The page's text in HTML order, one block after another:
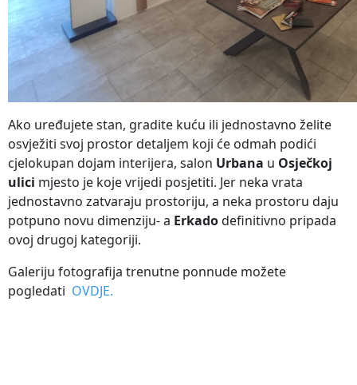
Ako uređujete stan, gradite kuću ili jednostavno želite
osvježiti svoj prostor detaljem koji će odmah podići
cjelokupan dojam interijera, salon Urbana u Osječkoj
ulici mjesto je koje vrijedi posjetiti. Jer neka vrata
jednostavno zatvaraju prostoriju, a neka prostoru daju
potpuno novu dimenziju- a Erkadodefinitivno pripada
ovoj drugoj kategoriji.
Galeriju fotografija trenutne ponnude možete
pogledati OVDJE.